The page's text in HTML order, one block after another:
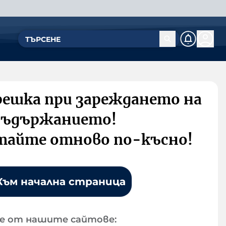
при зареждането на
отново по-късно!
начална страница
от нашите сайтове: